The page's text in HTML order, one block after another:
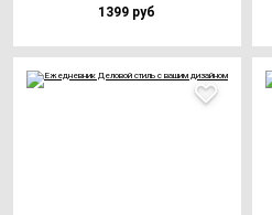
1399 руб